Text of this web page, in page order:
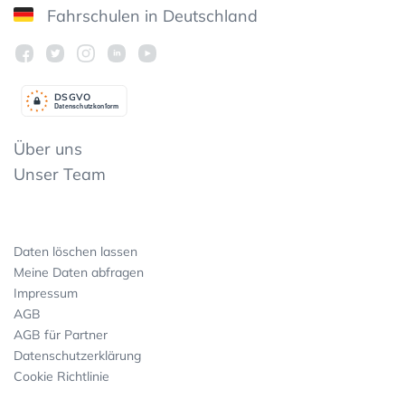
Fahrschulen in Deutschland
Datenschutzkonform
DSGVO
Über uns
Unser Team
Daten löschen lassen
Meine Daten abfragen
Impressum
AGB
AGB für Partner
Datenschutzerklärung
Cookie Richtlinie